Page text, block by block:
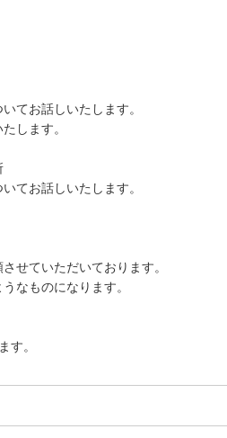
てお話しいたします。
します。
てお話しいたします。
せていただいております。
なものになります。
す。